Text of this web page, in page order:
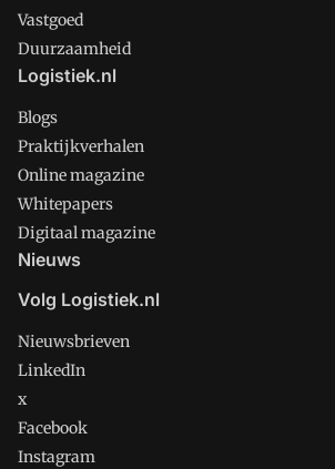
Vastgoed
Duurzaamheid
Logistiek.nl
Blogs
Praktijkverhalen
Online magazine
Whitepapers
Digitaal magazine
Nieuws
Volg Logistiek.nl
Nieuwsbrieven
LinkedIn
x
Facebook
Instagram